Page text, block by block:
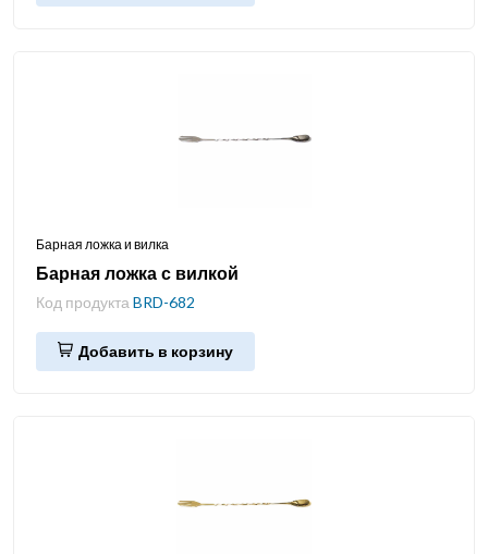
Барная ложка и вилка
Барная ложка с вилкой
Код продукта BRD-682
Добавить в корзину